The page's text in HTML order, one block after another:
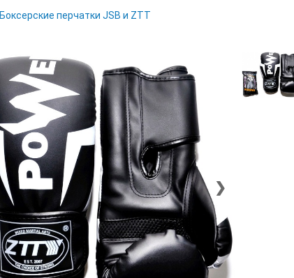
Боксерские перчатки JSB и ZTT
❯